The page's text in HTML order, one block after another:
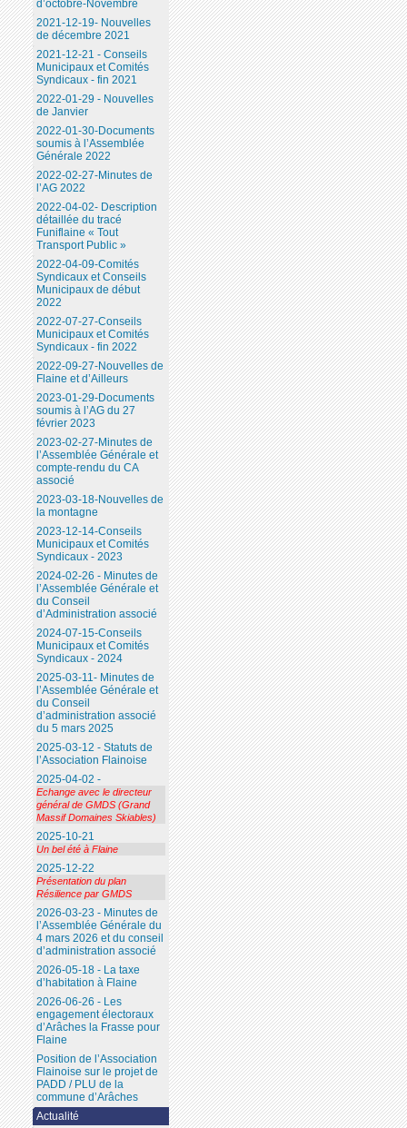
d’octobre-Novembre
2021-12-19- Nouvelles
de décembre 2021
2021-12-21 - Conseils
Municipaux et Comités
Syndicaux - fin 2021
2022-01-29 - Nouvelles
de Janvier
2022-01-30-Documents
soumis à l’Assemblée
Générale 2022
2022-02-27-Minutes de
l’AG 2022
2022-04-02- Description
détaillée du tracé
Funiflaine « Tout
Transport Public »
2022-04-09-Comités
Syndicaux et Conseils
Municipaux de début
2022
2022-07-27-Conseils
Municipaux et Comités
Syndicaux - fin 2022
2022-09-27-Nouvelles de
Flaine et d’Ailleurs
2023-01-29-Documents
soumis à l’AG du 27
février 2023
2023-02-27-Minutes de
l’Assemblée Générale et
compte-rendu du CA
associé
2023-03-18-Nouvelles de
la montagne
2023-12-14-Conseils
Municipaux et Comités
Syndicaux - 2023
2024-02-26 - Minutes de
l’Assemblée Générale et
du Conseil
d’Administration associé
2024-07-15-Conseils
Municipaux et Comités
Syndicaux - 2024
2025-03-11- Minutes de
l’Assemblée Générale et
du Conseil
d’administration associé
du 5 mars 2025
2025-03-12 - Statuts de
l’Association Flainoise
2025-04-02 -
Echange avec le directeur
général de GMDS (Grand
Massif Domaines Skiables)
2025-10-21
Un bel été à Flaine
2025-12-22
Présentation du plan
Résilience par GMDS
2026-03-23 - Minutes de
l’Assemblée Générale du
4 mars 2026 et du conseil
d’administration associé
2026-05-18 - La taxe
d’habitation à Flaine
2026-06-26 - Les
engagement électoraux
d’Arâches la Frasse pour
Flaine
Position de l’Association
Flainoise sur le projet de
PADD / PLU de la
commune d’Arâches
Actualité